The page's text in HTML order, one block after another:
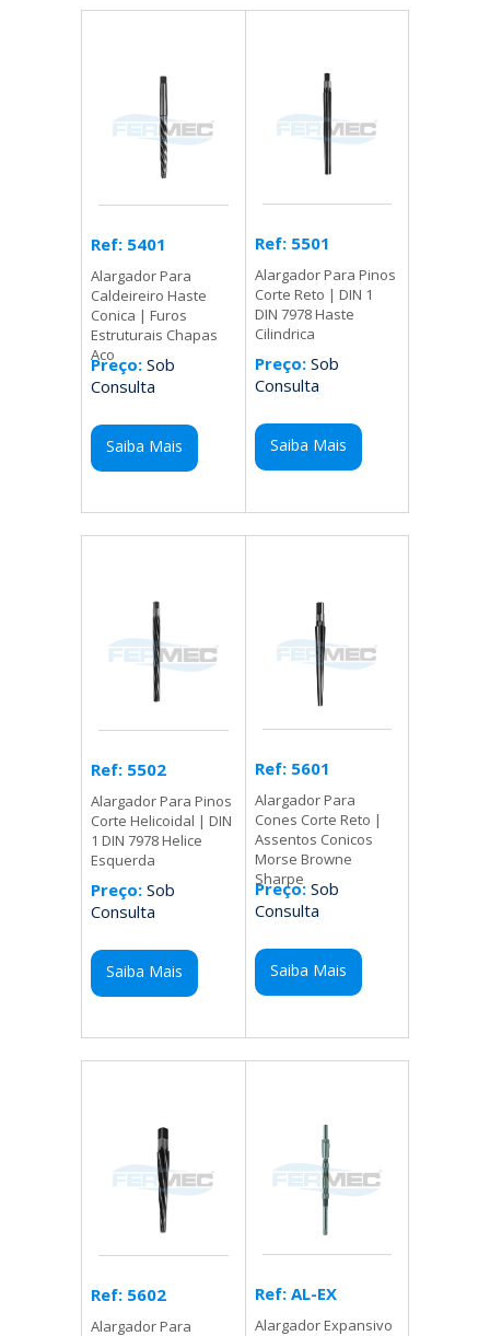
Ref: 5401
Alargador Para
Caldeireiro Haste
Conica | Furos
Estruturais Chapas
Aco
Preço: Sob
Consulta
Saiba Mais
Ref: 5501
Alargador Para Pinos
Corte Reto | DIN 1
DIN 7978 Haste
Cilindrica
Preço:Sob
Consulta
Saiba Mais
Ref: 5502
Alargador Para Pinos
Corte Helicoidal | DIN
1 DIN 7978 Helice
Esquerda
Preço: Sob
Consulta
Saiba Mais
Ref: 5601
Alargador Para
Cones Corte Reto |
Assentos Conicos
Morse Browne
Sharpe
Preço:Sob
Consulta
Saiba Mais
Ref: 5602
Alargador Para
Ref: AL-EX
Alargador Expansivo